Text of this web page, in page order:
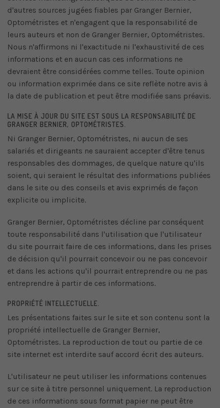
d'autres sources jugées fiables par Granger Bernier,
Optométristes et n'engagent que la responsabilité de
leurs auteurs et non de Granger Bernier, Optométristes.
Nous n'affirmons ni l'exactitude ni l'exhaustivité de ces
informations et en aucun cas ces informations ne
devraient être considérées comme telles. Toute opinion
ou information exprimée dans ce site reflète notre avis à
la date de publication et peut être modifiée sans préavis.
LA MISE À JOUR DU SITE EST SOUS LA RESPONSABILITÉ DE
GRANGER BERNIER, OPTOMÉTRISTES.
Ni Granger Bernier, Optométristes, ni aucun de ses
salariés et dirigeants ne sauraient accepter d'être tenus
responsables des dommages, de quelque nature qu'ils
soient, qui seraient le résultat des informations publiées
dans le site ou des conseils et avis exprimés de façon
explicite ou implicite.
Granger Bernier, Optométristes décline par conséquent
toute responsabilité dans l'utilisation que l'utilisateur
du site pourrait faire de ces informations, dans les prises
de décision qu'il pourrait concevoir ou ne pas concevoir
et dans les actions qu'il pourrait entreprendre ou ne pas
entreprendre à partir de ces informations.
PROPRIÉTÉ INTELLECTUELLE.
Les présentations faites sur le site et son contenu sont la
propriété intellectuelle de Granger Bernier,
Optométristes. La reproduction de tout ou partie de ce
site internet est interdite sauf accord écrit des auteurs.
L'utilisateur ne peut utiliser les informations contenues
sur ce site à titre personnel uniquement. La reproduction
de ces informations sous format papier ne peut être